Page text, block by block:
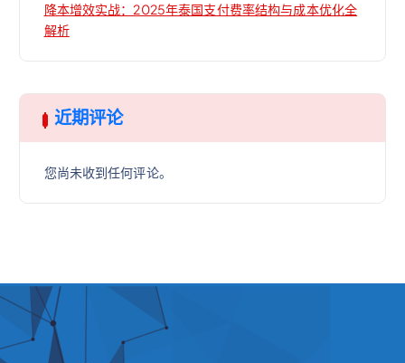
降本增效实战：2025年泰国支付费率结构与成本优化全
解析
近期评论
您尚未收到任何评论。